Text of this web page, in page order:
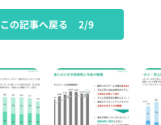
この記事へ戻る 2/9